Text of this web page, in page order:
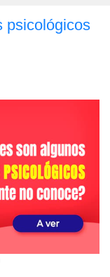
psicológicos